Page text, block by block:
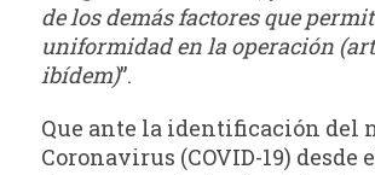
de los demás factores que
uniformidad en la operación
ibídem)”.
Que ante la identificación del
Coronavirus (COVID-19) desde